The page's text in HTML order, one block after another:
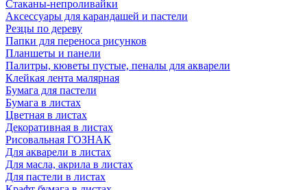
Стаканы-непроливайки
Аксессуары для карандашей и пастели
Резцы по дереву
Папки для переноса рисунков
Планшеты и панели
Палитры, кюветы пустые, пеналы для акварели
Клейкая лента малярная
Бумага для пастели
Бумага в листах
Цветная в листах
Декоративная в листах
Рисовальная ГОЗНАК
Для акварели в листах
Для масла, акрила в листах
Для пастели в листах